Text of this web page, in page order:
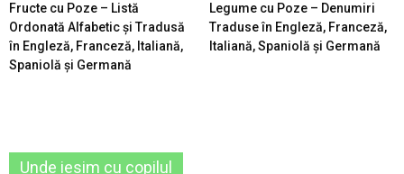
Fructe cu Poze – Listă
Ordonată Alfabetic şi Tradusă
în Engleză, Franceză, Italiană,
Spaniolă şi Germană
Legume cu Poze – Denumiri
Traduse în Engleză, Franceză,
Italiană, Spaniolă şi Germană
Unde iesim cu copilul